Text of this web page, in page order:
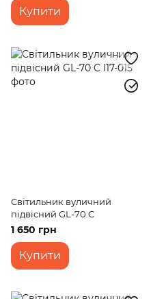
Купити
Світильник вуличний
підвісний GL-70 C
1 650 грн
Купити